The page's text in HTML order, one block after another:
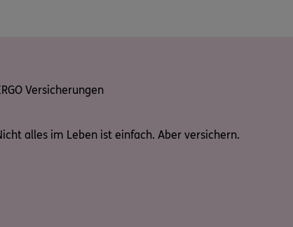
Versicherungen
alles im Leben ist einfach. Aber versichern.